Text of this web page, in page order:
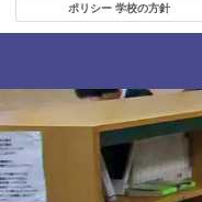
ポリシー 学校の方針